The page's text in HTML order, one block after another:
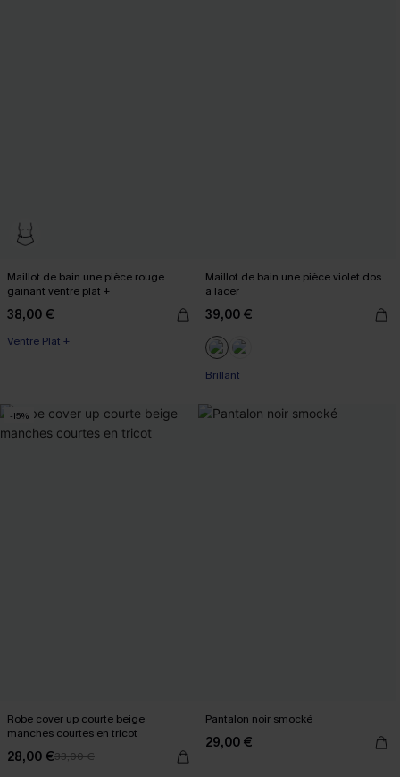
Maillot de bain une pièce rouge
gainant ventre plat +
38,00 €
Ventre Plat +
Maillot de bain une pièce violet dos
à lacer
39,00 €
Brillant
-15%
Robe cover up courte beige
manches courtes en tricot
28,00 €33,00 €
Pantalon noir smocké
29,00 €